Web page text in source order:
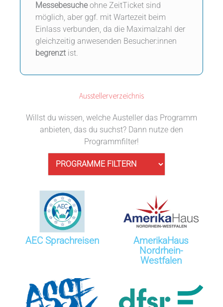
Messebesucheohne ZeitTicket sind
möglich, aber ggf. mit Wartezeit beim
Einlass verbunden, da die Maximalzahl der
gleichzeitig anwesenden Besucher:innen
begrenzt ist.
Ausstellerverzeichnis
Willst du wissen, welche Austeller das Programm
anbieten, das du suchst? Dann nutze den
Programmfilter!
AEC Sprachreisen
AmerikaHaus
Nordrhein-
Westfalen